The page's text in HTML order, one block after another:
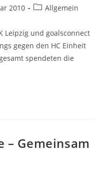
2010
Beitrags-
Allgemein
Leipzig und goalsconnect
gegen den HC Einheit
spendeten die
– Gemeinsam